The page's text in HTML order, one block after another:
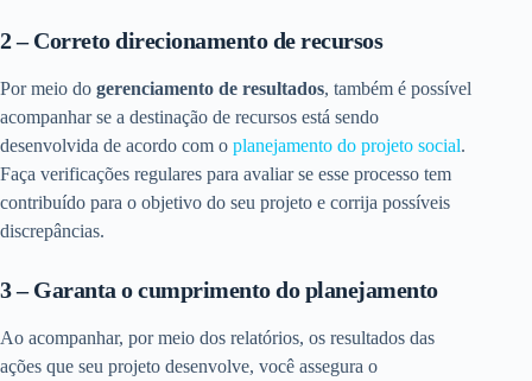
2 – Correto direcionamento de recursos
Por meio do gerenciamento de resultados, também é possível
acompanhar se a destinação de recursos está sendo
desenvolvida de acordo com o planejamento do projeto social.
Faça verificações regulares para avaliar se esse processo tem
contribuído para o objetivo do seu projeto e corrija possíveis
discrepâncias.
3 – Garanta o cumprimento do planejamento
Ao acompanhar, por meio dos relatórios, os resultados das
ações que seu projeto desenvolve, você assegura o